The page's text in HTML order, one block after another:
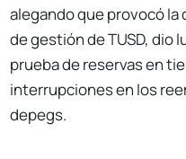
alegando que provocó
de gestión de TUSD, dio
prueba de reservas en
interrupciones en los
depegs.